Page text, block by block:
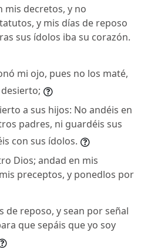
mis decretos, y no
y mis días de reposo
sus ídolos iba su corazón.
mi ojo, pues no los maté,
a sus hijos: No andéis en
padres, ni guardéis sus
con sus ídolos.
Dios; andad en mis
preceptos, y ponedlos por
de reposo, y sean por señal
que sepáis que yo soy